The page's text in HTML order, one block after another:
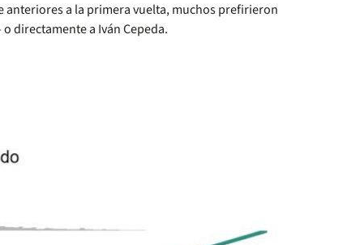
anteriores a la primera vuelta, muchos prefirieron
directamente a Iván Cepeda.